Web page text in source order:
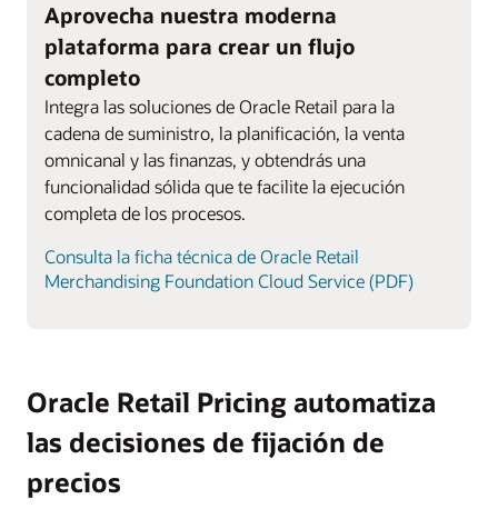
Aprovecha nuestra moderna
plataforma para crear un flujo
completo
Integra las soluciones de Oracle Retail para la
cadena de suministro, la planificación, la venta
omnicanal y las finanzas, y obtendrás una
funcionalidad sólida que te facilite la ejecución
completa de los procesos.
Consulta la ficha técnica de Oracle Retail
Merchandising Foundation Cloud Service (PDF)
Oracle Retail Pricing automatiza
las decisiones de fijación de
precios